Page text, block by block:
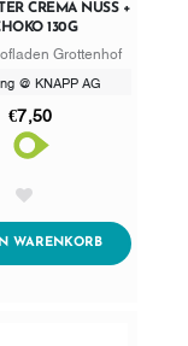
CREMA NUSS +
130G
Grottenhof
@ KNAPP AG
€7,50
WARENKORBADDTOCART